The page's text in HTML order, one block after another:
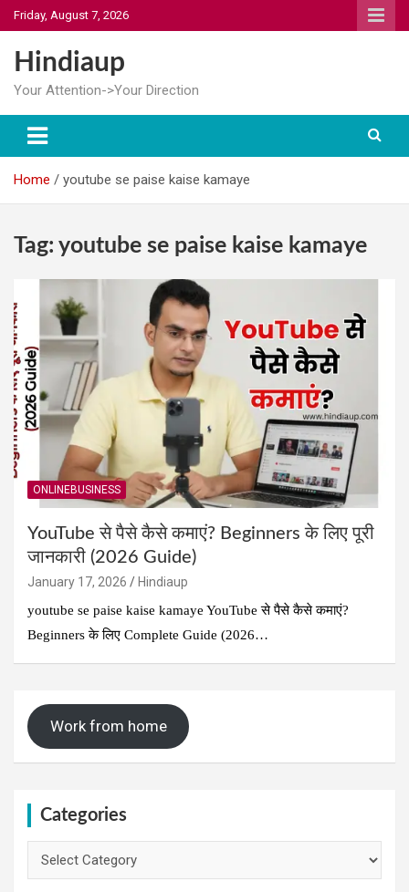
Skip
to
content
Friday, August 7, 2026
Hindiaup
Your Attention->Your Direction
Home youtube se paise kaise kamaye
Tag: youtube se paise kaise kamaye
ONLINEBUSINESS
YouTube से पैसे कैसे कमाएं? Beginners के लिए पूरी
जानकारी (2026 Guide)
January 17, 2026
Hindiaup
youtube se paise kaise kamaye YouTube से पैसे कैसे कमाएं?
Beginners के लिए Complete Guide (2026…
Work from home
Categories